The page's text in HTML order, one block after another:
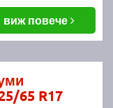
виж повече
65 R17